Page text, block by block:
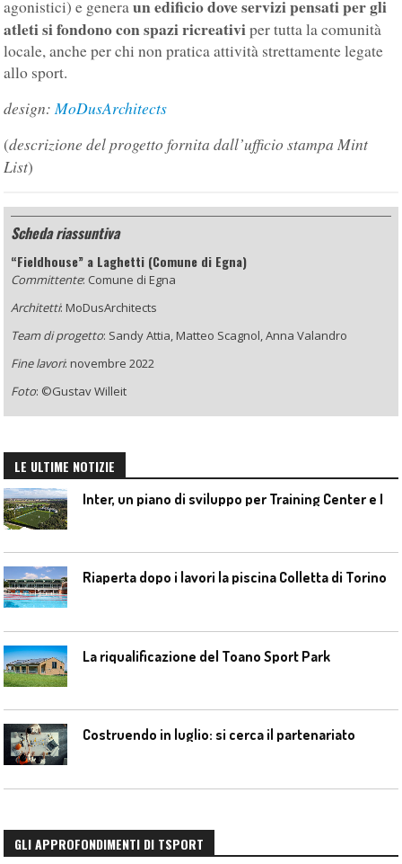
agonistici) e generaun edificio dove servizi pensati per gli
atleti si fondono con spazi ricreativiper tutta la comunità
locale, anche per chi non pratica attività strettamente legate
allo sport.
design:MoDusArchitects
(descrizione del progetto fornita dall’ufficio stampa Mint
List)
Scheda riassuntiva
“Fieldhouse” a Laghetti (Comune di Egna)
Committente: Comune di Egna
Architetti: MoDusArchitects
Team di progetto: Sandy Attia, Matteo Scagnol, Anna Valandro
Fine lavori: novembre 2022
Foto: ©Gustav Willeit
LE ULTIME NOTIZIE
Riaperta dopo i lavori la piscina Colletta di Torino
La riqualificazione del Toano Sport Park
Costruendo in luglio: si cerca il partenariato
GLI APPROFONDIMENTI DI TSPORT